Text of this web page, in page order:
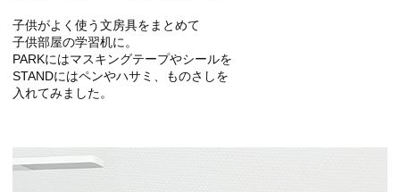
子供がよく使う文房具をまとめて
子供部屋の学習机に。
PARKにはマスキングテープやシールを
STANDにはペンやハサミ、ものさしを
入れてみました。